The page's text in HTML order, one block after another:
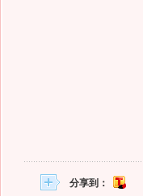
分享到：